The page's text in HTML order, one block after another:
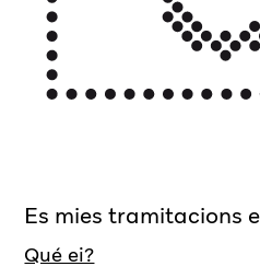
Es mies tramitacions
Qué ei?